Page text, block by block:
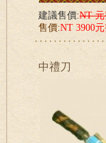
建議售價:NT
售價:NT 3900
中禮刀